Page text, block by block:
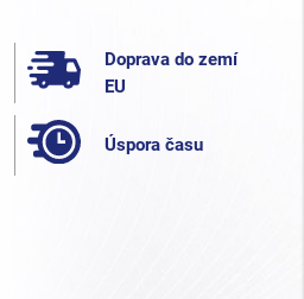
Doprava do zemí
EU
Úspora času